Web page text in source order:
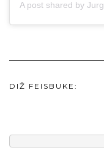
DIŽ FEISBUKE: